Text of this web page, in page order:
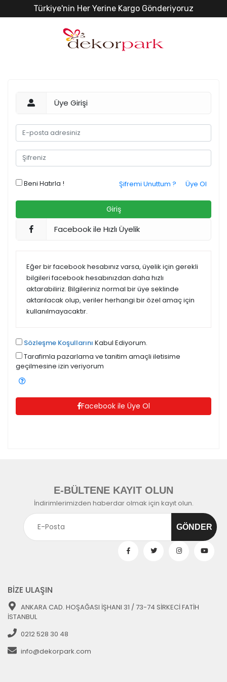
Türkiye'nin Her Yerine Kargo Gönderiyoruz
Üye Girişi
Beni Hatırla ! Üye Ol
Şifremi Unuttum ?
Facebook ile Hızlı Üyelik
Eğer bir facebook hesabınız varsa, üyelik için gerekli
bilgileri facebook hesabınızdan daha hızlı
aktarabiliriz. Bilgileriniz normal bir üye seklinde
aktarılacak olup, veriler herhangi bir özel amaç için
kullanılmayacaktır.
Sözleşme Koşullarını Kabul Ediyorum.
Tarafimla pazarlama ve tanitim amaçli iletisime
geçilmesine izin veriyorum
Facebook ile Üye Ol
E-BÜLTENE KAYIT OLUN
İndirimlerimizden haberdar olmak için kayıt olun.
BİZE ULAŞIN
ANKARA CAD. HOŞAĞASI İŞHANI 31 / 73-74 SİRKECİ FATİH
İSTANBUL
0212 528 30 48
info@dekorpark.com